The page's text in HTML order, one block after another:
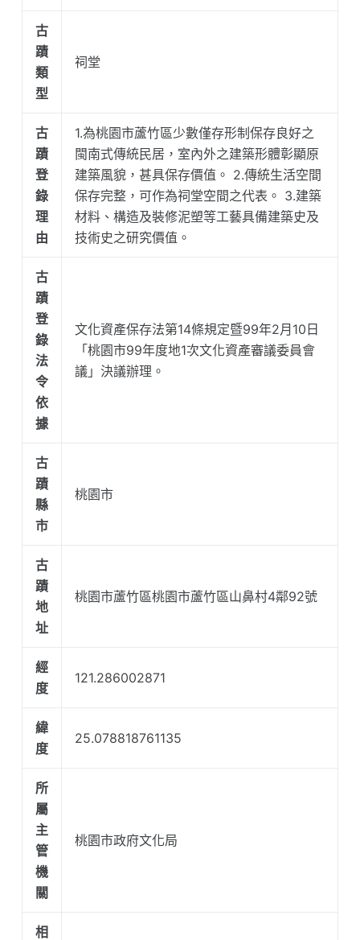
古
蹟
類
型
祠堂
古
蹟
登
錄
理
由
1.為桃園市蘆竹區少數僅存形制保存良好之
閩南式傳統民居，室內外之建築形體彰顯原
建築風貌，甚具保存價值。 2.傳統生活空間
保存完整，可作為祠堂空間之代表。 3.建築
材料、構造及裝修泥塑等工藝具備建築史及
技術史之研究價值。
古
蹟
登
錄
法
令
依
據
文化資產保存法第14條規定暨99年2月10日
「桃園市99年度地1次文化資產審議委員會
議」決議辦理。
古
蹟
縣
市
桃園市
古
蹟
地
址
桃園市蘆竹區桃園市蘆竹區山鼻村4鄰92號
經
度
121.286002871
緯
度
25.078818761135
所
屬
主
管
機
關
桃園市政府文化局
相